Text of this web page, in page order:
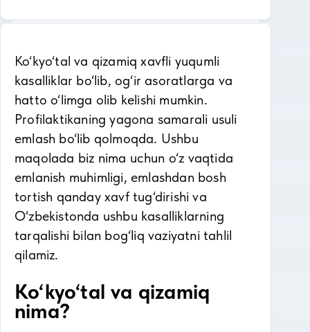
Ko‘kyo‘tal va qizamiq xavfli yuqumli
kasalliklar bo‘lib, og‘ir asoratlarga va
hatto o‘limga olib kelishi mumkin.
Profilaktikaning yagona samarali usuli
emlash bo‘lib qolmoqda. Ushbu
maqolada biz nima uchun o‘z vaqtida
emlanish muhimligi, emlashdan bosh
tortish qanday xavf tug‘dirishi va
O‘zbekistonda ushbu kasalliklarning
tarqalishi bilan bog‘liq vaziyatni tahlil
qilamiz.
Ko‘kyo‘tal va qizamiq
nima?